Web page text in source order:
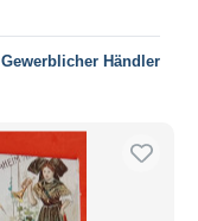
Gewerblicher Händler